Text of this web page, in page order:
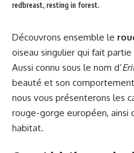
redbreast, resting in forest.
Découvrons ensemble le
oiseau singulier qui fait
Aussi connu sous le nom d’
beauté et son
nous vous présenterons les
rouge-gorge européen, ainsi
habitat.